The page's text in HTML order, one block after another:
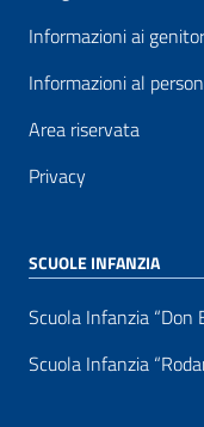
Informazioni ai
Informazioni al
Area riservata
Privacy
SCUOLE INFANZIA
Scuola Infanzia “Don
Scuola Infanzia